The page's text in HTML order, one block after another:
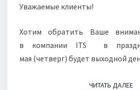
Уважаемые клиенты!
Хотим обратить Ваше
в компании ITS в
мая (четверг) будет выходной
ЧИТАТЬ ДАЛЕЕ